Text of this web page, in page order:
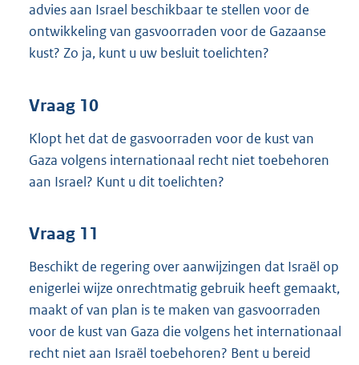
advies aan Israel beschikbaar te stellen voor de
ontwikkeling van gasvoorraden voor de Gazaanse
kust? Zo ja, kunt u uw besluit toelichten?
Vraag 10
Klopt het dat de gasvoorraden voor de kust van
Gaza volgens internationaal recht niet toebehoren
aan Israel? Kunt u dit toelichten?
Vraag 11
Beschikt de regering over aanwijzingen dat Israël op
enigerlei wijze onrechtmatig gebruik heeft gemaakt,
maakt of van plan is te maken van gasvoorraden
voor de kust van Gaza die volgens het internationaal
recht niet aan Israël toebehoren? Bent u bereid